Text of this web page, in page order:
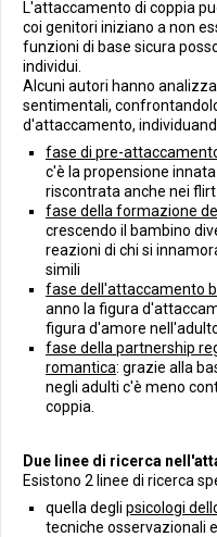
L'attaccamento di coppia
coi genitori iniziano a non
funzioni di base sicura
individui.
Alcuni autori hanno
sentimentali,
d'attaccamento,
fase di pre-
c'è la propensione
riscontrata anche nei
fase della formazione
crescendo il bambino
reazioni di chi si
simili
fase dell'attaccamento
anno la figura
figura d'amore
fase della partnership
romantica: grazie alla
negli adulti c'è meno
coppia.
Due linee di ricerca
Esistono 2 linee di ricerca
quella degli psicologi
tecniche osservazionali